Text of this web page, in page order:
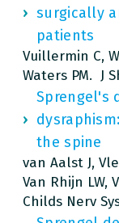
surgically
patients
Vuillermin C,
Waters PM. J
Sprengel's
the spine
van Aalst J,
Van Rhijn LW,
Childs Nerv